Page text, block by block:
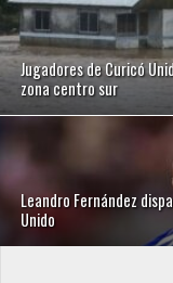
Jugadores de Curicó
zona centro sur
Leandro Fernández
Unido